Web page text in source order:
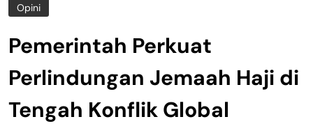
Opini
Pemerintah Perkuat
Perlindungan Jemaah Haji di
Tengah Konflik Global